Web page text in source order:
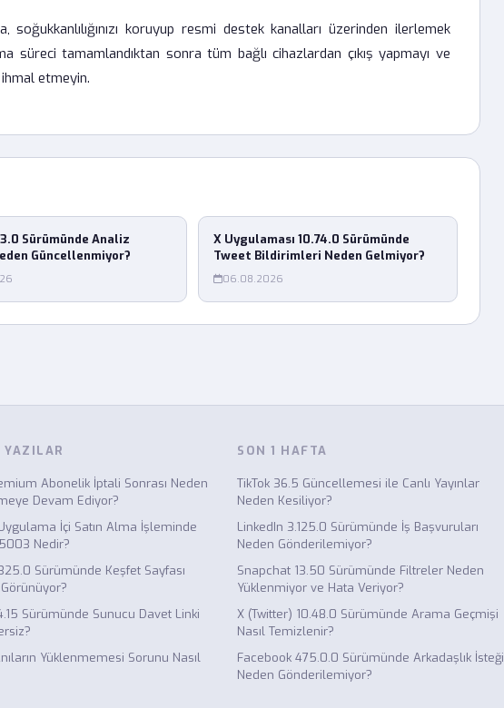
soğukkanlılığınızı koruyup resmi destek kanalları üzerinden ilerlemek
süreci tamamlandıktan sonra tüm bağlı cihazlardan çıkış yapmayı ve
etmeyin.
Sürümünde Analiz
Güncellenmiyor?
X Uygulaması 10.74.0 Sürümünde
Tweet Bildirimleri Neden Gelmiyor?
06.08.2026
YAZILAR
Abonelik İptali Sonrası Neden
Devam Ediyor?
İçi Satın Alma İşleminde
Nedir?
Sürümünde Keşfet Sayfası
Sürümünde Sunucu Davet Linki
Yüklenmemesi Sorunu Nasıl
SON 1 HAFTA
TikTok 36.5 Güncellemesi ile Canlı Yayınlar
Neden Kesiliyor?
LinkedIn 3.125.0 Sürümünde İş Başvuruları
Neden Gönderilemiyor?
Snapchat 13.50 Sürümünde Filtreler Neden
Yüklenmiyor ve Hata Veriyor?
X (Twitter) 10.48.0 Sürümünde Arama Geçmişi
Nasıl Temizlenir?
Facebook 475.0.0 Sürümünde Arkadaşlık İsteği
Neden Gönderilemiyor?